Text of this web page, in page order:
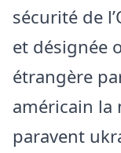
sécurité de
et désignée
étrangère
américain la
paravent